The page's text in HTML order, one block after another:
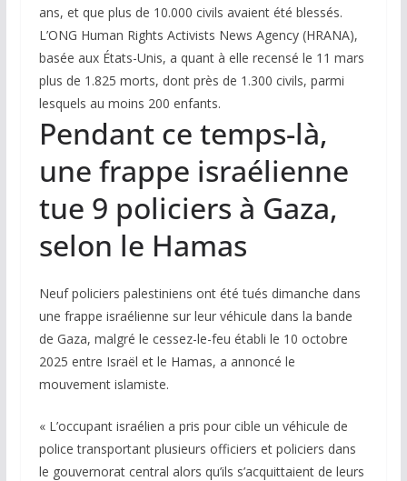
ans, et que plus de 10.000 civils avaient été blessés.
L’ONG Human Rights Activists News Agency (HRANA),
basée aux États-Unis, a quant à elle recensé le 11 mars
plus de 1.825 morts, dont près de 1.300 civils, parmi
lesquels au moins 200 enfants.
Pendant ce temps-là,
une frappe israélienne
tue 9 policiers à Gaza,
selon le Hamas
Neuf policiers palestiniens ont été tués dimanche dans
une frappe israélienne sur leur véhicule dans la bande
de Gaza, malgré le cessez-le-feu établi le 10 octobre
2025 entre Israël et le Hamas, a annoncé le
mouvement islamiste.
« L’occupant israélien a pris pour cible un véhicule de
police transportant plusieurs officiers et policiers dans
le gouvernorat central alors qu’ils s’acquittaient de leurs